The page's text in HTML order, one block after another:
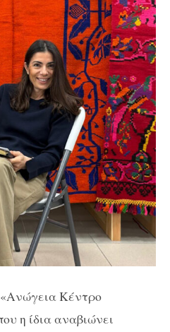
Κέντρο
η ίδια αναβιώνει